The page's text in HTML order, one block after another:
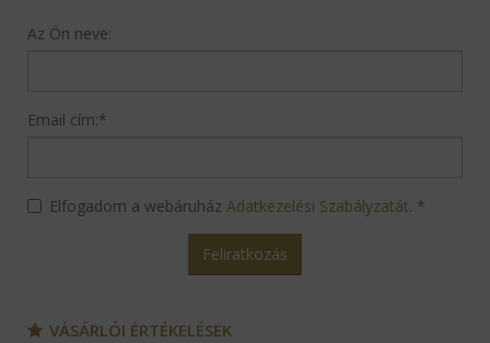
Az Ön neve:
Email cím:*
Elfogadom a webáruház Adatkezelési Szabályzatát. *
Feliratkozás
VÁSÁRLÓI ÉRTÉKELÉSEK